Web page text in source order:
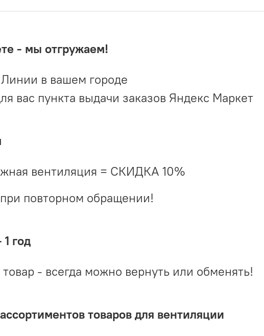
- мы отгружаем!
в вашем городе
вас пункта выдачи заказов Яндекс Маркет
вентиляция = СКИДКА 10%
повторном обращении!
год
- всегда можно вернуть или обменять!
товаров для вентиляции